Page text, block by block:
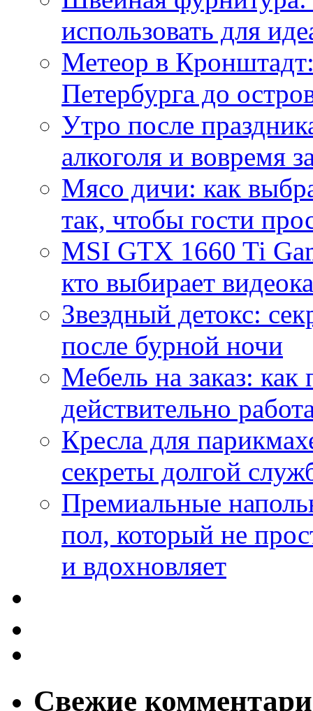
использовать для
Метеор в
Петербурга до
Утро после
алкоголя и вовремя
Мясо дичи: как
так, чтобы гости
MSI GTX 1660 Ti
кто выбирает
Звездный детокс:
после бурной ночи
Мебель на заказ:
действительно
Кресла для
секреты долгой
Премиальные
пол, который не
и вдохновляет
Свежие